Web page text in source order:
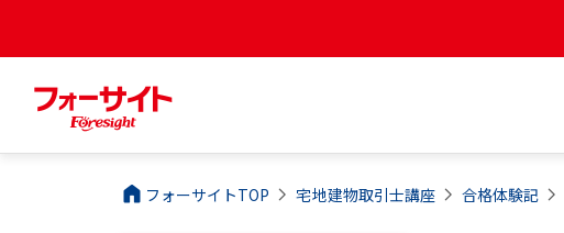
フォーサイトTOP 宅地建物取引士講座 合格体験記